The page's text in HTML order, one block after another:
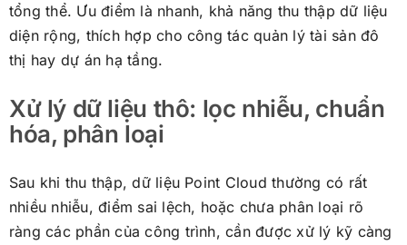
tổng thể. Ưu điểm là nhanh, khả năng thu thập dữ liệu
diện rộng, thích hợp cho công tác quản lý tài sản đô
thị hay dự án hạ tầng.
Xử lý dữ liệu thô: lọc nhiễu, chuẩn
hóa, phân loại
Sau khi thu thập, dữ liệu Point Cloud thường có rất
nhiều nhiễu, điểm sai lệch, hoặc chưa phân loại rõ
ràng các phần của công trình, cần được xử lý kỹ càng